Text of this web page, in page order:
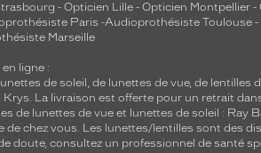
- Opticien Lille - Opticien Montpellier -
Paris -Audioprothésiste Toulouse -
Marseille
ligne :
de soleil, de lunettes de vue, de lentilles
La livraison est offerte pour un retrait
de lunettes de vue et lunettes de soleil : Ray
de chez vous. Les lunettes/lentilles sont des
doute, consultez un professionnel de santé